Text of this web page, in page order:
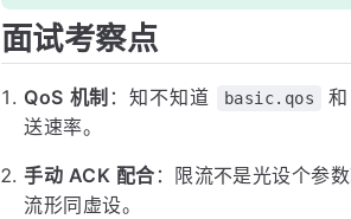
面试考察点
QoS 机制 ：知不知道 basic.qos 和
送速率。
手动 ACK 配合 ：限流不是光设个参
流形同虚设。